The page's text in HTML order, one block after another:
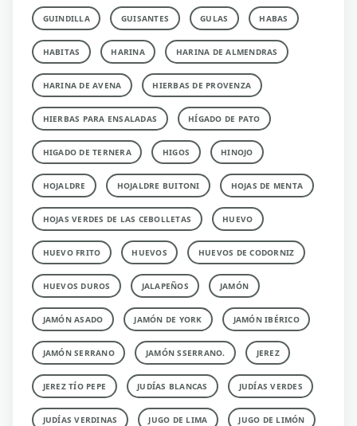
GUINDILLA GUISANTES GULAS HABAS
HABITAS HARINA HARINA DE ALMENDRAS
HARINA DE AVENA HIERBAS DE PROVENZA
HIERBAS PARA ENSALADAS HÍGADO DE PATO
HIGADO DE TERNERA HIGOS HINOJO
HOJALDRE HOJALDRE BUITONI HOJAS DE MENTA
HOJAS VERDES DE LAS CEBOLLETAS HUEVO
HUEVO FRITO HUEVOS HUEVOS DE CODORNIZ
HUEVOS DUROS JALAPEÑOS JAMÓN
JAMÓN ASADO JAMÓN DE YORK JAMÓN IBÉRICO
JAMÓN SERRANO JAMÓN SSERRANO. JEREZ
JEREZ TÍO PEPE JUDÍAS BLANCAS JUDÍAS VERDES
JUDÍAS VERDINAS JUGO DE LIMA JUGO DE LIMÓN